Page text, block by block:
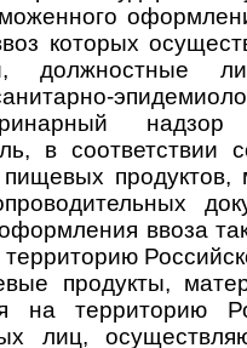
которых
должностные
в соответствии
ввоза
продукты,
на территорию
лиц,